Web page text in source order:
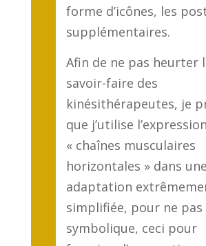
forme d’icônes, les
supplémentaires.
Afin de ne pas heurter
savoir-faire des
kinésithérapeutes, je
que j’utilise l’expression
« chaînes musculaires
horizontales » dans une
adaptation
simplifiée, pour ne pas
symbolique, ceci pour